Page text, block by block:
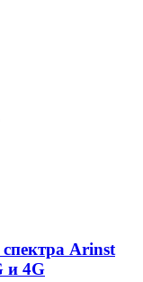
Arinst
и 4G